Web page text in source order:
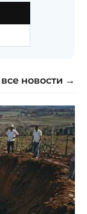
все новости →